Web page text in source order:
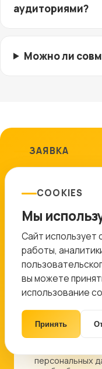
аудиториями?
Можно ли
ЗАЯВКА
Оставьте
работы дадут
для вашего проекта.
8 (499) 11-33-654
персональных
COOKIES
Мы
Сайт использует
работы,
вы можете
использование
Принять